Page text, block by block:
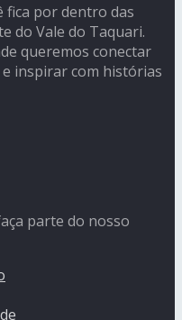
fica por dentro das
do Vale do Taquari.
queremos conectar
inspirar com histórias
parte do nosso